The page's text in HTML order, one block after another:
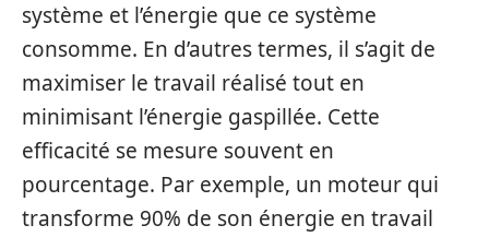
système et l’énergie que ce système
consomme. En d’autres termes, il s’agit de
maximiser le travail réalisé tout en
minimisant l’énergie gaspillée. Cette
efficacité se mesure souvent en
pourcentage. Par exemple, un moteur qui
transforme 90% de son énergie en travail